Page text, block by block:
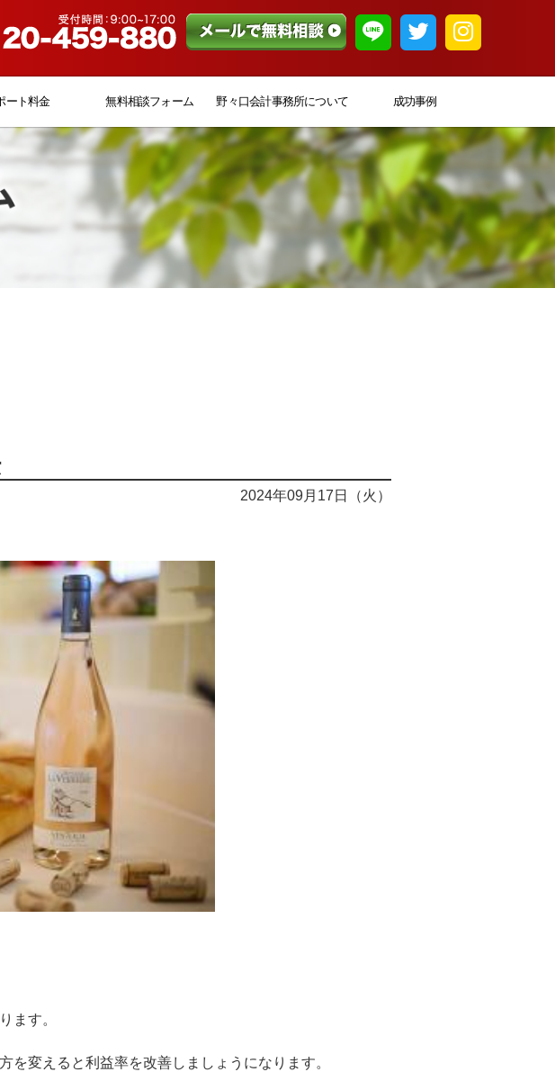
ート料金 無料相談フォーム 野々口会計事務所について 成功事例
2024年09月17日（火）
ます。
変えると利益率を改善しましょうになります。